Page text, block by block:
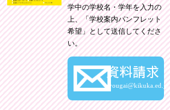
学中の学校名・学年を入力の
上、「学校案内パンフレット
希望」として送信してくださ
い。
資料請求
syougai@kikuka.ed.jp